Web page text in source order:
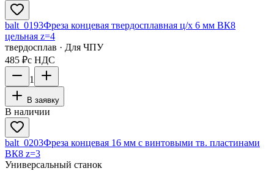
balt_0193Фреза концевая твердосплавная ц/х 6 мм ВК8
цельная z=4
твердосплав · Для ЧПУ
485 ₽с НДС
1
В заявку
В наличии
balt_0203Фреза концевая 16 мм с винтовыми тв. пластинами
ВК8 z=3
Универсальный станок